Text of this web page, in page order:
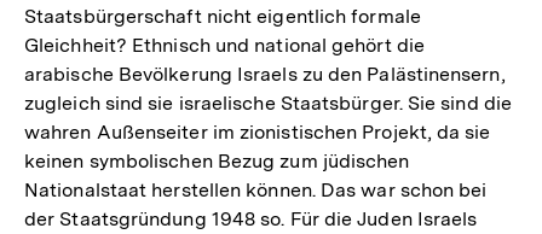
Staatsbürgerschaft nicht eigentlich formale
Gleichheit? Ethnisch und national gehört die
arabische Bevölkerung Israels zu den Palästinensern,
zugleich sind sie israelische Staatsbürger. Sie sind die
wahren Außenseiter im zionistischen Projekt, da sie
keinen symbolischen Bezug zum jüdischen
Nationalstaat herstellen können. Das war schon bei
der Staatsgründung 1948 so. Für die Juden Israels